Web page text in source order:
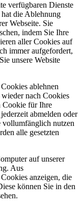
verfügbaren Dienste
die Ablehnung
Webseite. Sie
indem Sie Ihre
aller Cookies auf
immer aufgefordert,
unsere Website
ablehnen
nach Cookies
Cookie für Ihre
abmelden oder
vollumfänglich nutzen
alle gesetzten
auf unserer
Aus
anzeigen, die
können Sie in den